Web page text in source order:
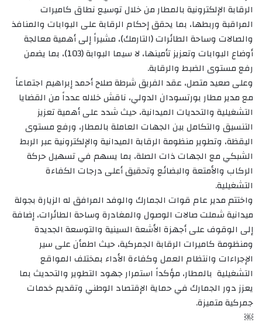
الرقابة الإلكترونية بالمطار من خلال توسيع نطاق كاميرات
المراقبة وربطها، بما يحقق إحكام الرقابة على البوابات والمنافذ
والصالات وساحة الطائرات (التارمك)، مشيراً إلى أهمية معالجة
أوضاع البوابات وتعزيز تأمينها، لا سيما البوابة (103)، بما يضمن
رفع مستوى الضبط والرقابة.
‏وعلى صعيد متصل، عقد الفريق شرطة صلاح أحمد إبراهيم اجتماعاً
مع مدير مطار بورتسودان الدولي، ناقش خلاله عدداً من القضايا
التشغيلية والتحديات الميدانية، حيث شدد على أهمية تعزيز
التنسيق والتكامل بين الجهات العاملة بالمطار، ورفع مستوى
اليقظة، وتطوير منظومة الرقابة الميدانية والإلكترونية عبر الربط
الشبكي مع الجهات ذات الصلة، بما يسهم في تسهيل حركة
الركاب والأمتعة والبضائع وتحقيق أعلى درجات الكفاءة
التشغيلية.
‏واختتم مدير عام قوات الجمارك والوفد المرافق له الزيارة بجولة
ميدانية شملت صالات الوصول والمغادرة وساحة الطائرات، إضافة
إلى الوقوف على أجهزة الأشعة السينية والتوسعة الجديدة
ومنظومة كاميرات الرقابة الجمركية، حيث اطمأن على سير
الإجراءات وانتظام العمل وكفاءة الأداء بمختلف المواقع
التشغيلية بالمطار، مؤكداً استمرار جهود التطوير والتحديث بما
يعزز دور الجمارك في حماية الإقتصاد الوطني وتقديم خدمات
جمركية متميزة.
‏￼